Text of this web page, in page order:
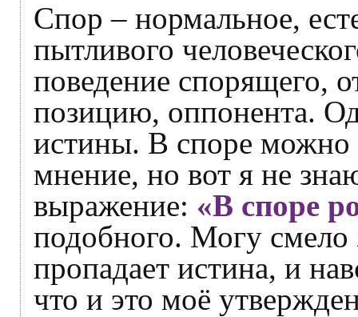
Спор – нормальное,
пытливого
поведение спорящего,
позицию, оппонента.
истины. В споре можно
мнение, но вот я не
выражение: «В споре
подобного. Могу смело
пропадает истина, и
что и это моё